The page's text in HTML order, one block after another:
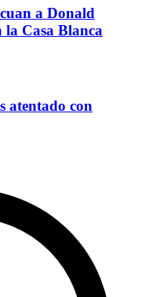
a Donald
la Casa Blanca
atentado con